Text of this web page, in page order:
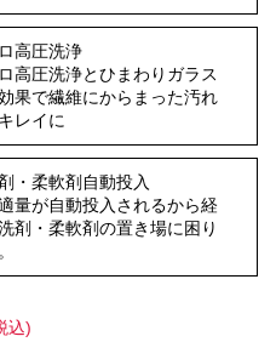
高圧洗浄
高圧洗浄とひまわりガラス
果で繊維にからまった汚れ
レイに
・柔軟剤自動投入
量が自動投入されるから経
剤・柔軟剤の置き場に困り
込)